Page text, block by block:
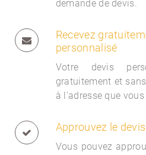
demande de devis.
Recevez
personnalisé
Votre devis
gratuitement et
à l'adresse que
Approuvez le
Vous pouvez